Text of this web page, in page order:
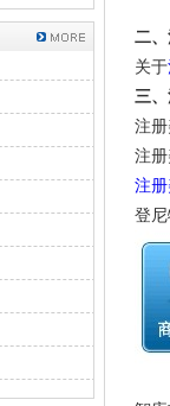
二
关于
三
注册
注册
注
登尼